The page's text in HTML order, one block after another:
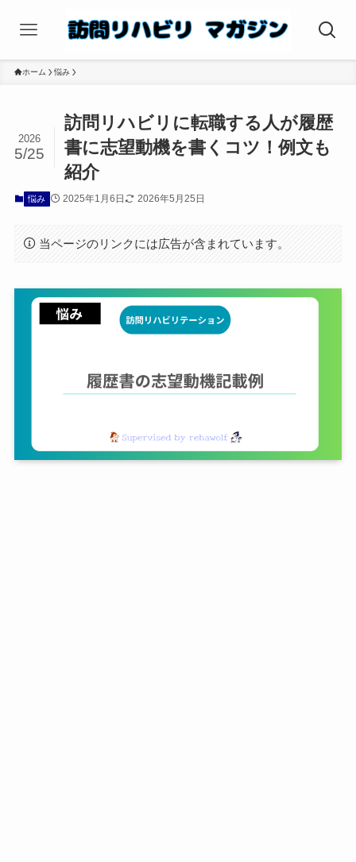
ホーム 悩み
訪問リハビリに転職する人が履歴
書に志望動機を書くコツ！例文も
紹介
2026
5/25
悩み 2025年1月6日 2026年5月25日
当ページのリンクには広告が含まれています。